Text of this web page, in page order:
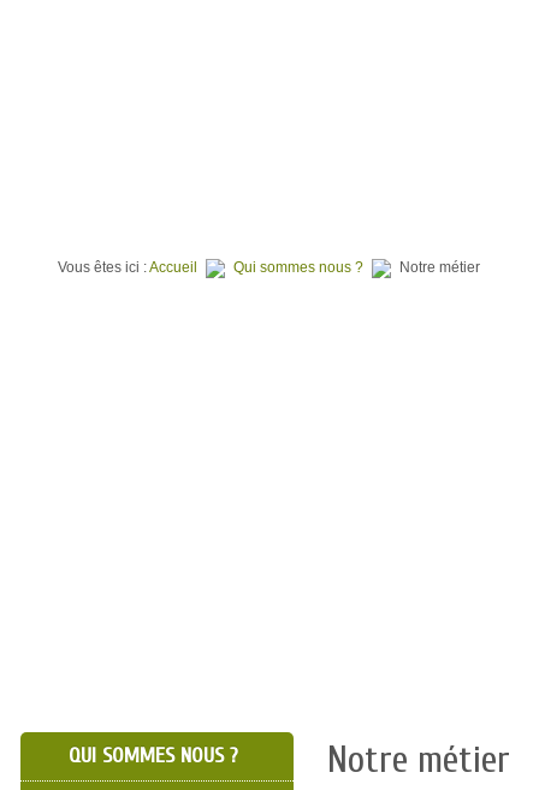
Vous êtes ici :Accueil Qui sommes nous ? Notre métier
Notre métier
QUI SOMMES NOUS ?